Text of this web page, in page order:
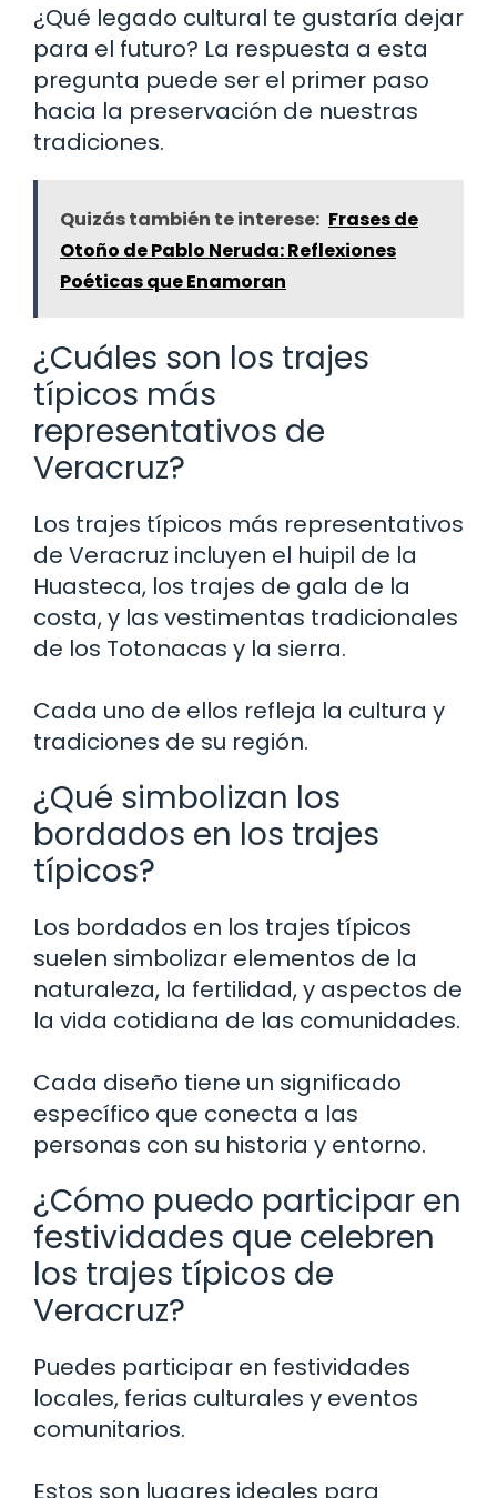
¿Qué legado cultural te gustaría dejar
para el futuro? La respuesta a esta
pregunta puede ser el primer paso
hacia la preservación de nuestras
tradiciones.
Quizás también te interese: Frases de
Otoño de Pablo Neruda: Reflexiones
Poéticas que Enamoran
¿Cuáles son los trajes
típicos más
representativos de
Veracruz?
Los trajes típicos más representativos
de Veracruz incluyen el huipil de la
Huasteca, los trajes de gala de la
costa, y las vestimentas tradicionales
de los Totonacas y la sierra.
Cada uno de ellos refleja la cultura y
tradiciones de su región.
¿Qué simbolizan los
bordados en los trajes
típicos?
Los bordados en los trajes típicos
suelen simbolizar elementos de la
naturaleza, la fertilidad, y aspectos de
la vida cotidiana de las comunidades.
Cada diseño tiene un significado
específico que conecta a las
personas con su historia y entorno.
¿Cómo puedo participar en
festividades que celebren
los trajes típicos de
Veracruz?
Puedes participar en festividades
locales, ferias culturales y eventos
comunitarios.
Estos son lugares ideales para